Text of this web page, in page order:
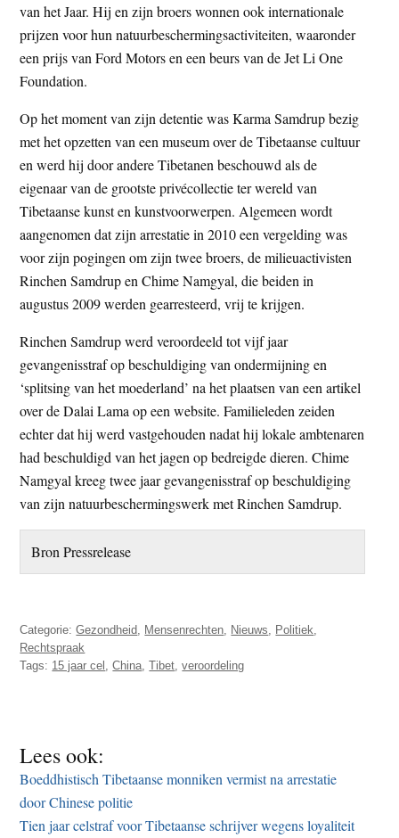
van het Jaar. Hij en zijn broers wonnen ook internationale
prijzen voor hun natuurbeschermingsactiviteiten, waaronder
een prijs van Ford Motors en een beurs van de Jet Li One
Foundation.
Op het moment van zijn detentie was Karma Samdrup bezig
met het opzetten van een museum over de Tibetaanse cultuur
en werd hij door andere Tibetanen beschouwd als de
eigenaar van de grootste privécollectie ter wereld van
Tibetaanse kunst en kunstvoorwerpen. Algemeen wordt
aangenomen dat zijn arrestatie in 2010 een vergelding was
voor zijn pogingen om zijn twee broers, de milieuactivisten
Rinchen Samdrup en Chime Namgyal, die beiden in
augustus 2009 werden gearresteerd, vrij te krijgen.
Rinchen Samdrup werd veroordeeld tot vijf jaar
gevangenisstraf op beschuldiging van ondermijning en
‘splitsing van het moederland’ na het plaatsen van een artikel
over de Dalai Lama op een website. Familieleden zeiden
echter dat hij werd vastgehouden nadat hij lokale ambtenaren
had beschuldigd van het jagen op bedreigde dieren. Chime
Namgyal kreeg twee jaar gevangenisstraf op beschuldiging
van zijn natuurbeschermingswerk met Rinchen Samdrup.
Bron Pressrelease
Categorie:Gezondheid, Mensenrechten, Nieuws, Politiek,
Rechtspraak
Tags: 15 jaar cel ,China,Tibet,veroordeling
Lees ook:
Boeddhistisch Tibetaanse monniken vermist na arrestatie
door Chinese politie
Tien jaar celstraf voor Tibetaanse schrijver wegens loyaliteit